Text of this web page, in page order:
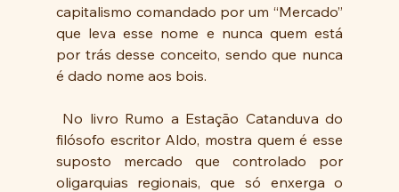
capitalismo comandado por um “Mercado”
que leva esse nome e nunca quem está
por trás desse conceito, sendo que nunca
é dado nome aos bois.
filósofo escritor Aldo, mostra quem é esse
suposto mercado que controlado por
oligarquias regionais, que só enxerga o